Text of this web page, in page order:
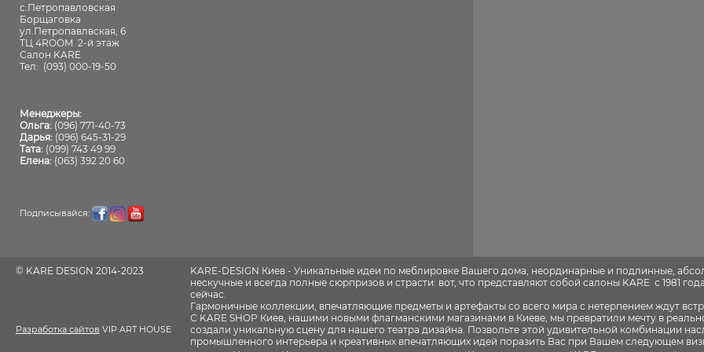
с.Петропавловская
Борщаговка
ул.Петропавлвская, 6
ТЦ 4ROOM 2-й этаж
Салон KARE
Тел: (093) 000-19-50
Менеджеры:
Ольга: (096) 771-40-73
Дарья: (096) 645-31-29
Тата: (099) 743 49 99
Елена: (063) 392 20 60
Подписывайся:
© KARE DESIGN 2014-2023
KARE-DESIGN Киев - Уникальные идеи по меблировке Вашего дома, неординарные и подлинные,
нескучные и всегда полные сюрпризов и страсти: вот, что представляют собой салоны KARE с 1981
сейчас.
Гармоничные коллекции, впечатляющие предметы и артефакты со всего мира с нетерпением ждут
С KARE SHOP Киев, нашими новыми флагманскими магазинами в Киеве, мы превратили мечту в
создали уникальную сцену для нашего театра дизайна. Позвольте этой удивительной комбинации
промышленного интерьера и креативных впечатляющих идей поразить Вас при Вашем следующем
Разработка сайтов VIP ART HOUSE